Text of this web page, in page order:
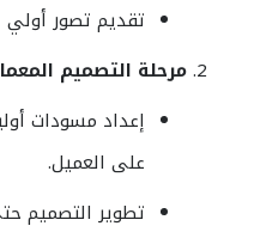
تقديم تصور أولي
مرحلة التصميم
إعداد مسودات
على العميل.
تطوير التصميم